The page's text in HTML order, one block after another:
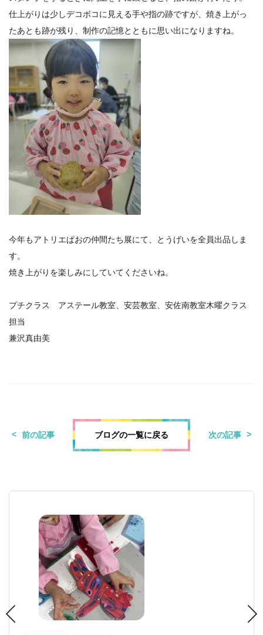
仕上がりは少しデコボコに見える手や指の跡ですが、焼き上がっ
たあとも跡が残り、制作の記憶とともに思い出になりますね。
今年もアトリエぱおの仲間たち展にて、とうげいを全員出品しま
す。
焼き上がりを楽しみにしていてくださいね。
プチクラス アステール教室、安芸教室、安佐南教室木曜クラス
担当
兼沢真由美
前の記事 ブログの一覧に戻る 次の記事